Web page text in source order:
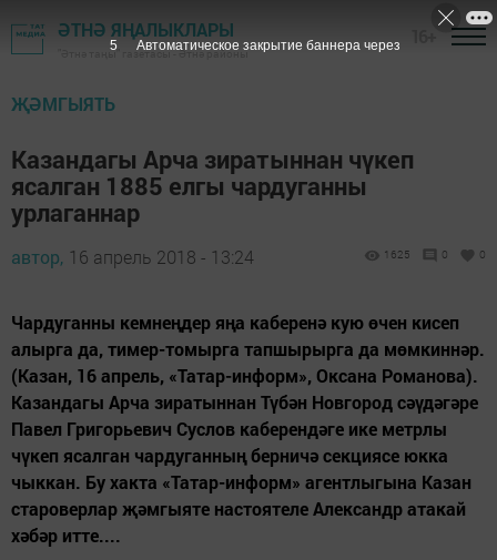
ӘТНӘ ЯҢАЛЫКЛАРЫ
"Әтнә таңы" газетасы - Әтнә районы
ҖӘМГЫЯТЬ
Казандагы Арча зиратыннан чүкеп
ясалган 1885 елгы чардуганны
урлаганнар
автор, 16 апрель 2018 - 13:24 1625 0 0
Чардуганны кемнеңдер яңа каберенә кую өчен кисеп
алырга да, тимер-томырга тапшырырга да мөмкиннәр.
(Казан, 16 апрель, «Татар-информ», Оксана Романова).
Казандагы Арча зиратыннан Түбән Новгород сәүдәгәре
Павел Григорьевич Суслов каберендәге ике метрлы
чүкеп ясалган чардуганның берничә секциясе юкка
чыккан. Бу хакта «Татар-информ» агентлыгына Казан
староверлар җәмгыяте настоятеле Александр атакай
хәбәр итте....
4 Автоматическое закрытие баннера через